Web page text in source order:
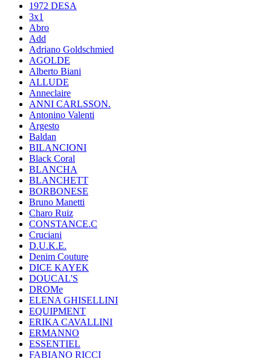
1972 DESA
3x1
Abro
Add
Adriano Goldschmied
AGOLDE
Alberto Biani
ALLUDE
Anneclaire
ANNI CARLSSON.
Antonino Valenti
Argesto
Baldan
BILANCIONI
Black Coral
BLANCHA
BLANCHETT
BORBONESE
Bruno Manetti
Charo Ruiz
CONSTANCE.C
Cruciani
D.U.K.E.
Denim Couture
DICE KAYEK
DOUCAL'S
DROMe
ELENA GHISELLINI
EQUIPMENT
ERIKA CAVALLINI
ERMANNO
ESSENTIEL
FABIANO RICCI